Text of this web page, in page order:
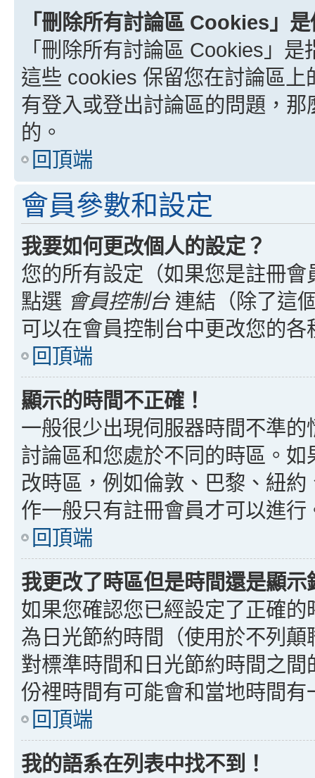
「刪除所有討論區 Cookies」
「刪除所有討論區 Cookies」
這些 cookies 保留您在討論區
有登入或登出討論區的問題，
的。
回頂端
會員參數和設定
我要如何更改個人的設定？
您的所有設定（如果您是註冊
點選 會員控制台連結（除了這
可以在會員控制台中更改您的各
回頂端
顯示的時間不正確！
一般很少出現伺服器時間不準
討論區和您處於不同的時區。
改時區，例如倫敦、巴黎、紐
作一般只有註冊會員才可以進
回頂端
我更改了時區但是時間還是顯示
如果您確認您已經設定了正確
為日光節約時間（使用於不列
對標準時間和日光節約時間之
份裡時間有可能會和當地時間
回頂端
我的語系在列表中找不到！